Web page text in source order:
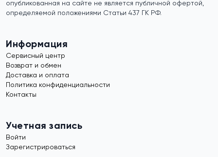
опубликованная на сайте не является публичной офертой,
определяемой положениями Статьи 437 ГК РФ.
Информация
Сервисный центр
Возврат и обмен
Доставка и оплата
Политика конфиденциальности
Контакты
Учетная запись
Войти
Зарегистрироваться